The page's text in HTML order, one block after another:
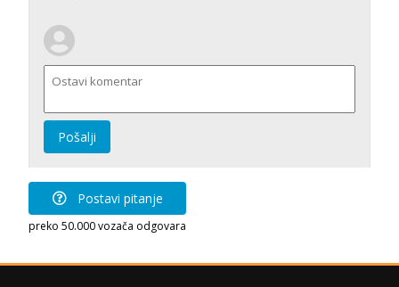
Pošalji
Postavi pitanje
preko 50.000 vozača odgovara